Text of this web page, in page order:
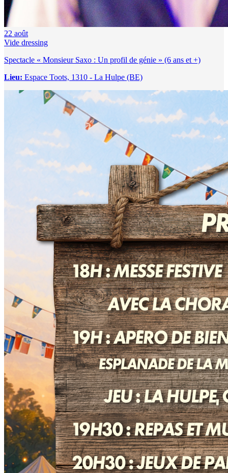
22 août
Vide dressing
Spectacle « Monsieur Saxo : Un profil de génie » (6 ans et +)
Lieu: Espace Toots, 1310 - La Hulpe (BE)